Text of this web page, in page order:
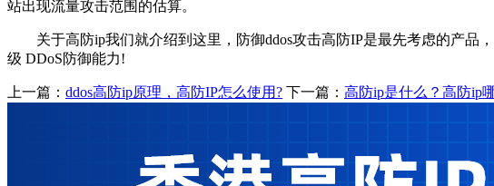
站出现流量攻击范围的估算。
关于高防ip我们就介绍到这里，防御ddos攻击高防IP是最先考虑的产品
级 DDoS防御能力!
上一篇： ddos高防ip原理，高防IP怎么使用? 下一篇： 高防ip是什么？高防ip